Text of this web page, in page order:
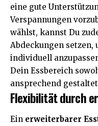
eine gute
Verspannungen
wählst, kannst Du
Abdeckungen
individuell
Dein Essbereich
ansprechend
Flexibilität durch
Ein erweiterbarer